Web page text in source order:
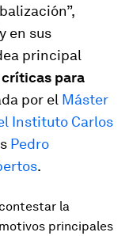
en sus
principal
para
por el Máster
Instituto Carlos
Pedro
.
la
principales